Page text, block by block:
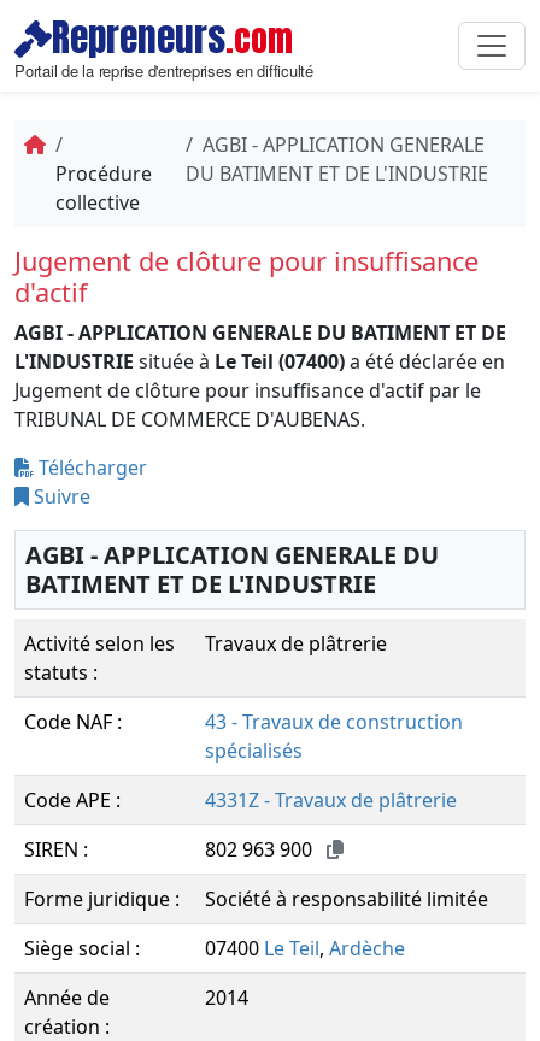
Repreneurs.com
Portail de la reprise d'entreprises en difficulté
Procédure
collective
AGBI - APPLICATION GENERALE
DU BATIMENT ET DE L'INDUSTRIE
Jugement de clôture pour insuffisance
d'actif
AGBI - APPLICATION GENERALE DU BATIMENT ET DE
L'INDUSTRIE située à Le Teil (07400)a été déclarée en
Jugement de clôture pour insuffisance d'actif par le
TRIBUNAL DE COMMERCE D'AUBENAS.
Télécharger
Suivre
AGBI - APPLICATION GENERALE DU
BATIMENT ET DE L'INDUSTRIE
Activité selon les
statuts :
Travaux de plâtrerie
Code NAF :
43 - Travaux de construction
spécialisés
Code APE :
4331Z - Travaux de plâtrerie
SIREN :
802 963 900
Forme juridique :
Société à responsabilité limitée
Siège social :
07400 Le Teil, Ardèche
Année de
création :
2014